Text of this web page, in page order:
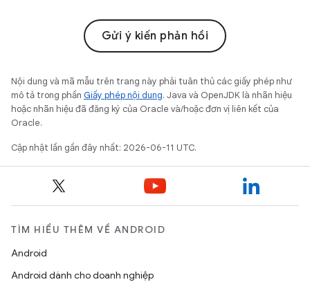
Gửi ý kiến phản hồi
Nội dung và mã mẫu trên trang này phải tuân thủ các giấy phép như
mô tả trong phần Giấy phép nội dung. Java và OpenJDK là nhãn hiệu
hoặc nhãn hiệu đã đăng ký của Oracle và/hoặc đơn vị liên kết của
Oracle.
Cập nhật lần gần đây nhất: 2026-06-11 UTC.
TÌM HIỂU THÊM VỀ ANDROID
Android
Android dành cho doanh nghiệp